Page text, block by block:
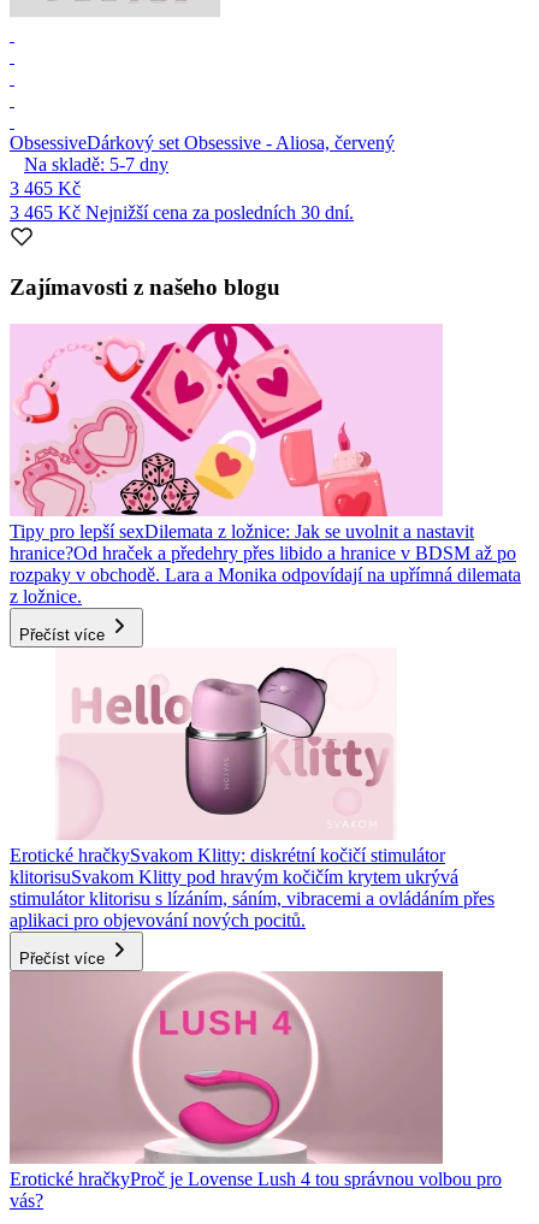
ObsessiveDárkový set Obsessive - Aliosa, červený
Na skladě: 5-7 dny
3 465 Kč
3 465 Kč Nejnižší cena za posledních 30 dní.
1
1
Zajímavosti z našeho blogu
Tipy pro lepší sexDilemata z ložnice: Jak se uvolnit a nastavit
hranice?Od hraček a předehry přes libido a hranice v BDSM až po
rozpaky v obchodě. Lara a Monika odpovídají na upřímná dilemata
z ložnice.
Přečíst více
Erotické hračkySvakom Klitty: diskrétní kočičí stimulátor
klitorisuSvakom Klitty pod hravým kočičím krytem ukrývá
stimulátor klitorisu s lízáním, sáním, vibracemi a ovládáním přes
aplikaci pro objevování nových pocitů.
Přečíst více
Erotické hračkyProč je Lovense Lush 4 tou správnou volbou pro
vás?